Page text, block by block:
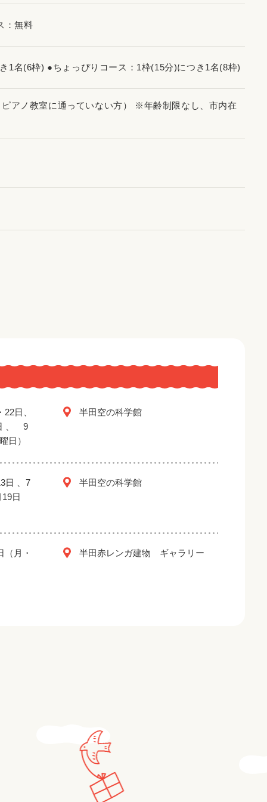
：無料
1名(6枠) ●ちょっぴりコース：1枠(15分)につき1名(8枠)
アノ教室に通っていない方） ※年齢制限なし、市内在
日、
、 9
日）
半田空の科学館
日 、7
日
半田空の科学館
（月・ 半田赤レンガ建物 ギャラリー